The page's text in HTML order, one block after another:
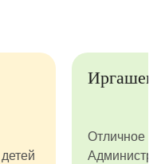
Иргашева Ясмина
Отличное детская
Администраторы